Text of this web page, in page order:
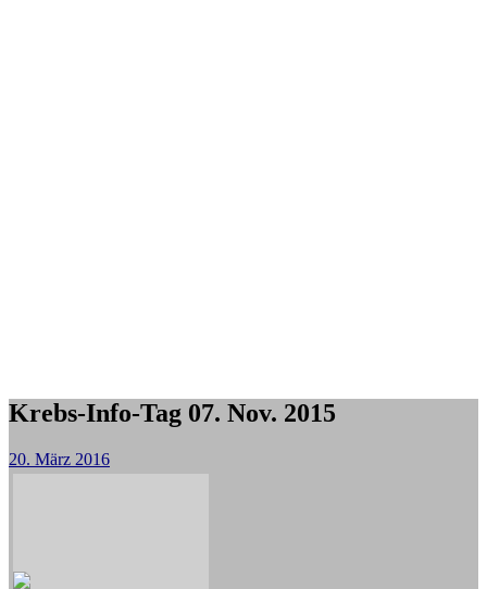
Krebs-Info-Tag 07. Nov. 2015
20. März 2016